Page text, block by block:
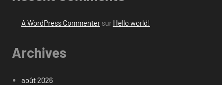
A WordPress Commentersur Hello world!
Archives
août 2026